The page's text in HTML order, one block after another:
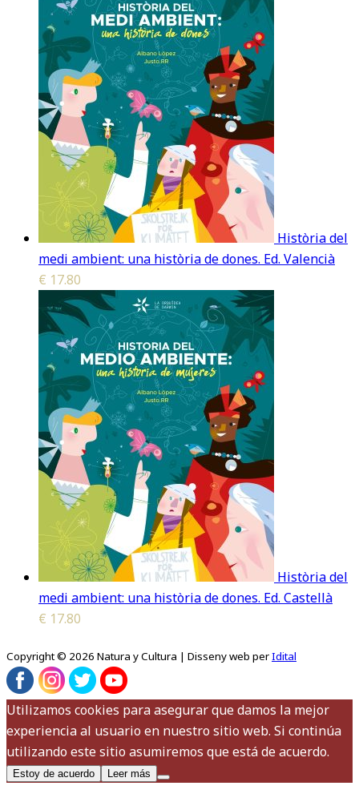
Història del
medi ambient: una història de dones. Ed. Valencià
€ 17.80
Història del
medi ambient: una història de dones. Ed. Castellà
€ 17.80
Copyright © 2026 Natura y Cultura | Disseny web perIdital
Utilizamos cookies para asegurar que damos la mejor
experiencia al usuario en nuestro sitio web. Si continúa
utilizando este sitio asumiremos que está de acuerdo.
Estoy de acuerdo Leer más